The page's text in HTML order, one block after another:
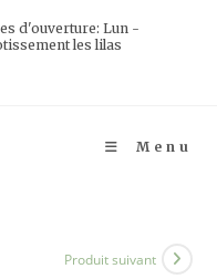
d'ouverture: Lun -
les lilas
Menu
Produit suivant